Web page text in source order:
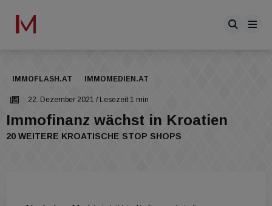
IMMOFLASH.AT IMMOMEDIEN.AT
22. Dezember 2021 / Lesezeit 1 min
Immofinanz wächst in Kroatien
20 WEITERE KROATISCHE STOP SHOPS